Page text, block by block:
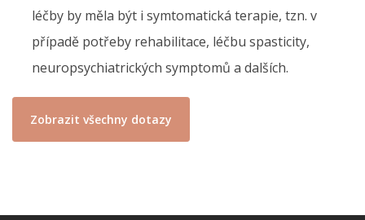
léčby by měla být i symtomatická terapie, tzn. v
případě potřeby rehabilitace, léčbu spasticity,
neuropsychiatrických symptomů a dalších.
Zobrazit všechny dotazy